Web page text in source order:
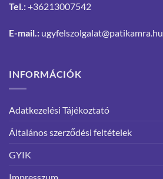
Tel.:+36213007542
E-mail.: ugyfelszolgalat@patikamra.hu
INFORMÁCIÓK
Adatkezelési Tájékoztató
Általános szerződési feltételek
GYIK